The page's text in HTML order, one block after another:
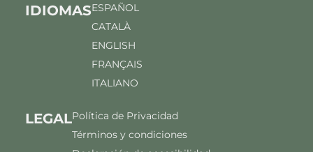
IDIOMASESPAÑOL
CATALÀ
ENGLISH
FRANÇAIS
ITALIANO
LEGALPolítica de Privacidad
Términos y condiciones